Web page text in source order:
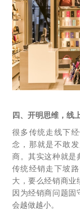
四、开明思维，线
很多传统走线下
念，那就是不敢
商。其实这种就是
传统经销走下坡
大，要么经销商业
因为经销商问题
会越做越小。